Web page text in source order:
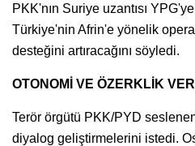
PKK'nın Suriye uzantısı YPG'ye
Türkiye'nin Afrin'e yönelik
desteğini artıracağını söyledi.
OTONOMİ VE ÖZERKLİK
Terör örgütü PKK/PYD
diyalog geliştirmelerini istedi.